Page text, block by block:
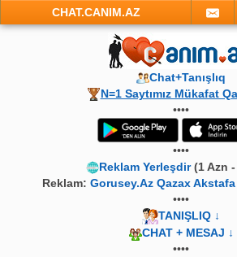
CHAT.CANIM.AZ
Chat+Tanışlıq
N=1 Saytımız Mükafat
••••
••••
Reklam Yerleşdir(1 Azn -
Reklam: Gorusey.Az Qazax
••••
TANIŞLIQ ↓
CHAT + MESAJ ↓
••••